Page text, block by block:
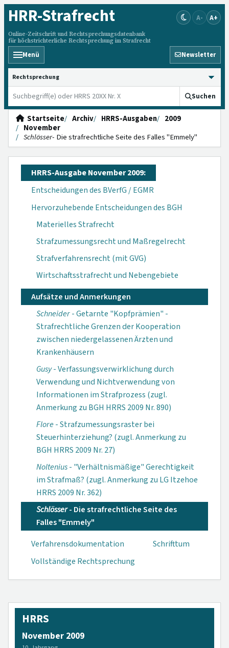
HRR-Strafrecht
Online-Zeitschrift und Rechtsprechungsdatenbank
für höchstrichterliche Rechtsprechung im Strafrecht
A- A+
Menü Newsletter
HRRS durchsuchen
Suchen
Startseite Archiv HRRS-Ausgaben
2009
November
Schlösser- Die strafrechtliche Seite des Falles "Emmely"
HRRS-Ausgabe November 2009:
Entscheidungen des BVerfG / EGMR
Hervorzuhebende Entscheidungen des BGH
Materielles Strafrecht
Strafzumessungsrecht und Maßregelrecht
Strafverfahrensrecht (mit GVG)
Wirtschaftsstrafrecht und Nebengebiete
Aufsätze und Anmerkungen
Schneider- Getarnte "Kopfprämien" -
Strafrechtliche Grenzen der Kooperation
zwischen niedergelassenen Ärzten und
Krankenhäusern
Gusy- Verfassungsverwirklichung durch
Verwendung und Nichtverwendung von
Informationen im Strafprozess (zugl.
Anmerkung zu BGH HRRS 2009 Nr. 890)
Flore- Strafzumessungsraster bei
Steuerhinterziehung? (zugl. Anmerkung zu
BGH HRRS 2009 Nr. 27)
Noltenius- "Verhältnismäßige" Gerechtigkeit
im Strafmaß? (zugl. Anmerkung zu LG Itzehoe
HRRS 2009 Nr. 362)
Schlösser- Die strafrechtliche Seite des
Falles "Emmely"
Verfahrensdokumen­tation
Schrifttum
Vollständige Rechtsprechung
HRRS
November 2009